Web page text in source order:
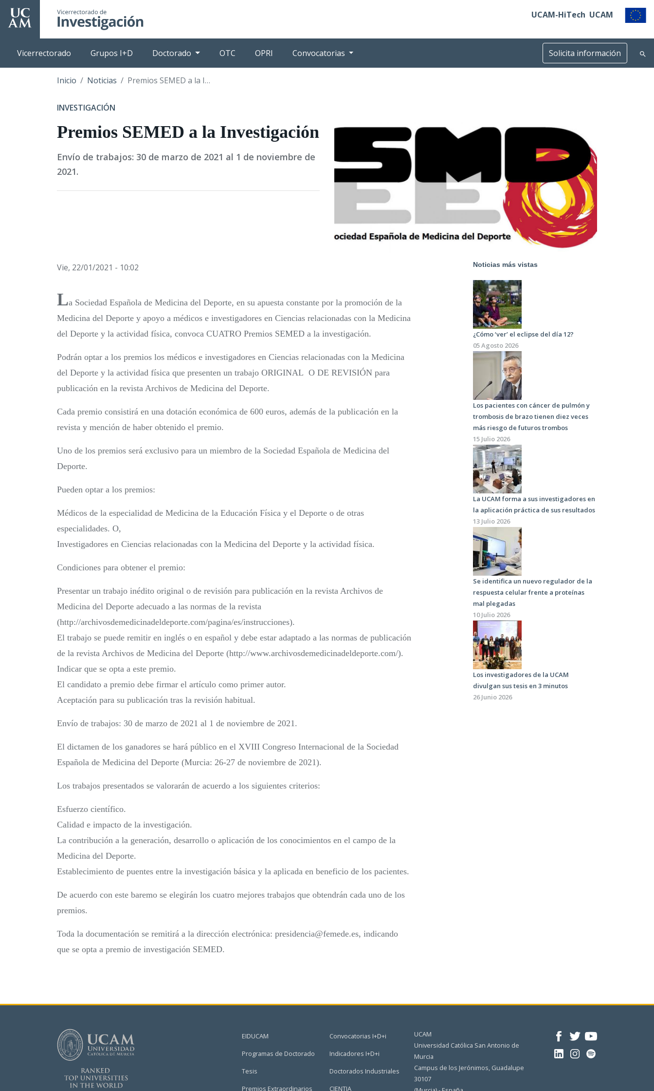
Pasar
principal
UCAM-HiTech UCAM
Vicerrectorado Grupos I+D Doctorado OTC OPRI Convocatorias Solicita información
Inicio Noticias Premios SEMED a la Investigación
INVESTIGACIÓN
Premios SEMED a la Investigación
Envío de trabajos: 30 de marzo de 2021 al 1 de noviembre de
2021.
Vie, 22/01/2021 - 10:02
La Sociedad Española de Medicina del Deporte, en su apuesta constante por la promoción de la
Medicina del Deporte y apoyo a médicos e investigadores en Ciencias relacionadas con la Medicina
del Deporte y la actividad física, convoca CUATRO Premios SEMED a la investigación.
Podrán optar a los premios los médicos e investigadores en Ciencias relacionadas con la Medicina
del Deporte y la actividad física que presenten un trabajo ORIGINAL O DE REVISIÓN para
publicación en la revista Archivos de Medicina del Deporte.
Cada premio consistirá en una dotación económica de 600 euros, además de la publicación en la
revista y mención de haber obtenido el premio.
Uno de los premios será exclusivo para un miembro de la Sociedad Española de Medicina del
Deporte.
Pueden optar a los premios:
Médicos de la especialidad de Medicina de la Educación Física y el Deporte o de otras
especialidades. O,
Investigadores en Ciencias relacionadas con la Medicina del Deporte y la actividad física.
Condiciones para obtener el premio:
Presentar un trabajo inédito original o de revisión para publicación en la revista Archivos de
Medicina del Deporte adecuado a las normas de la revista
(http://archivosdemedicinadeldeporte.com/pagina/es/instrucciones).
El trabajo se puede remitir en inglés o en español y debe estar adaptado a las normas de publicación
de la revista Archivos de Medicina del Deporte (http://www.archivosdemedicinadeldeporte.com/).
Indicar que se opta a este premio.
El candidato a premio debe firmar el artículo como primer autor.
Aceptación para su publicación tras la revisión habitual.
Envío de trabajos: 30 de marzo de 2021 al 1 de noviembre de 2021.
El dictamen de los ganadores se hará público en el XVIII Congreso Internacional de la Sociedad
Española de Medicina del Deporte (Murcia: 26-27 de noviembre de 2021).
Los trabajos presentados se valorarán de acuerdo a los siguientes criterios:
Esfuerzo científico.
Calidad e impacto de la investigación.
La contribución a la generación, desarrollo o aplicación de los conocimientos en el campo de la
Medicina del Deporte.
Establecimiento de puentes entre la investigación básica y la aplicada en beneficio de los pacientes.
De acuerdo con este baremo se elegirán los cuatro mejores trabajos que obtendrán cada uno de los
premios.
Toda la documentación se remitirá a la dirección electrónica: presidencia@femede.es, indicando
que se opta a premio de investigación SEMED.
Noticias más vistas
¿Cómo ‘ver’ el eclipse del día 12?
05 Agosto 2026
Los pacientes con cáncer de pulmón y
trombosis de brazo tienen diez veces
más riesgo de futuros trombos
15 Julio 2026
La UCAM forma a sus investigadores en
la aplicación práctica de sus resultados
13 Julio 2026
Se identifica un nuevo regulador de la
respuesta celular frente a proteínas
mal plegadas
10 Julio 2026
Los investigadores de la UCAM
divulgan sus tesis en 3 minutos
26 Junio 2026
EIDUCAM
Programas de Doctorado
Tesis
Premios Extraordinarios
Convocatorias I+D+i
Indicadores I+D+i
Doctorados Industriales
CIENTIA
UCAM
Universidad Católica San Antonio de
Murcia
Campus de los Jerónimos, Guadalupe
30107